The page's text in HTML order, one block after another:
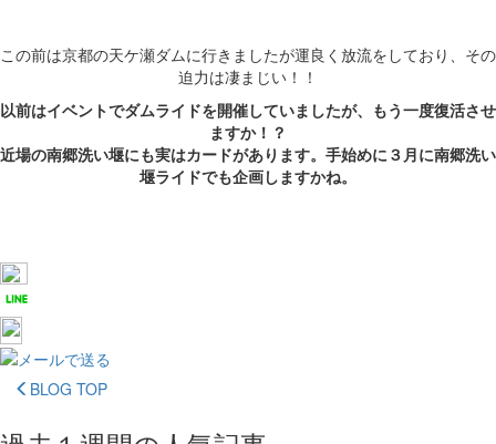
この前は京都の天ケ瀬ダムに行きましたが運良く放流をしており、その
迫力は凄まじい！！
以前はイベントでダムライドを開催していましたが、もう一度復活させ
ますか！？
近場の南郷洗い堰にも実はカードがあります。手始めに３月に南郷洗い
堰ライドでも企画しますかね。
BLOG TOP